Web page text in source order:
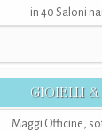
in 40 Saloni
GIOIELLI
Maggi Officine,